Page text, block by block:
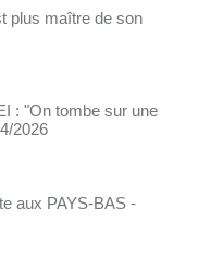
plus maître de son
: "On tombe sur une
2026
aux PAYS-BAS -